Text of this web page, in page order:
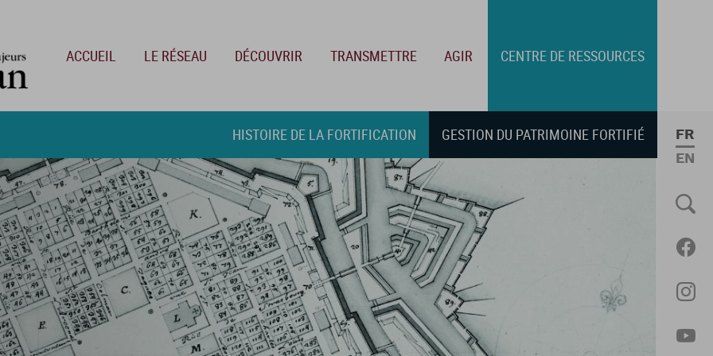
ACCUEIL LE RÉSEAU DÉCOUVRIR TRANSMETTRE AGIR CENTRE DE RESSOURCES
Social
HISTOIRE DE LA FORTIFICATION GESTION DU PATRIMOINE FORTIFIÉ